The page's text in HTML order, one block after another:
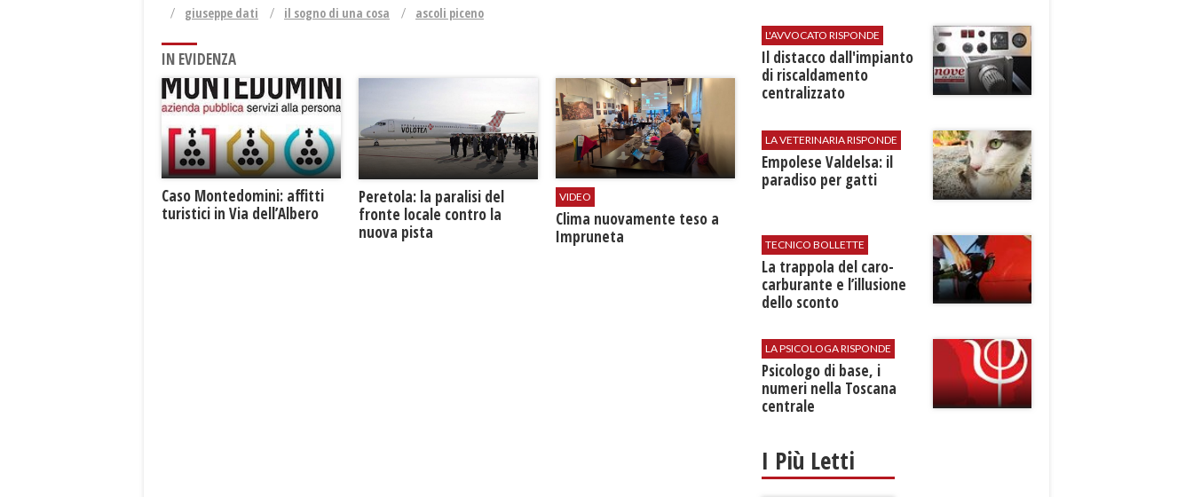
giuseppe dati
il sogno di una cosa ascoli piceno
IN EVIDENZA
Caso Montedomini: affitti
turistici in Via dell’Albero
Peretola: la paralisi del
fronte locale contro la
nuova pista
VIDEO
​Clima nuovamente teso a
Impruneta
L'AVVOCATO RISPONDE
Il distacco dall'impianto
di riscaldamento
centralizzato
LA VETERINARIA RISPONDE
Empolese Valdelsa: il
paradiso per gatti
TECNICO BOLLETTE
​La trappola del caro-
carburante e l’illusione
dello sconto
LA PSICOLOGA RISPONDE
Psicologo di base, i
numeri nella Toscana
centrale
I Più Letti